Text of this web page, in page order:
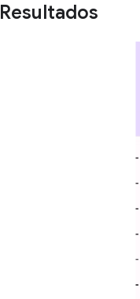
Resultados